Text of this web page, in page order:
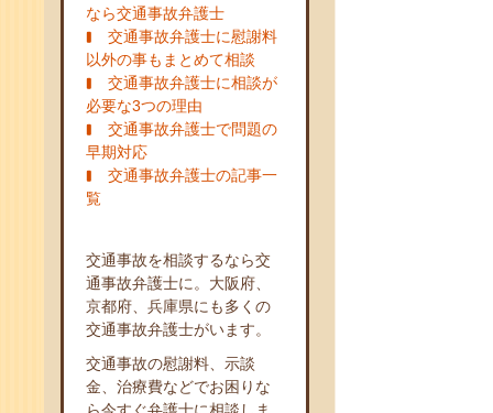
なら交通事故弁護士
交通事故弁護士に慰謝料
以外の事もまとめて相談
交通事故弁護士に相談が
必要な3つの理由
交通事故弁護士で問題の
早期対応
交通事故弁護士の記事一
覧
交通事故を相談するなら交
通事故弁護士に。大阪府、
京都府、兵庫県にも多くの
交通事故弁護士がいます。
交通事故の慰謝料、示談
金、治療費などでお困りな